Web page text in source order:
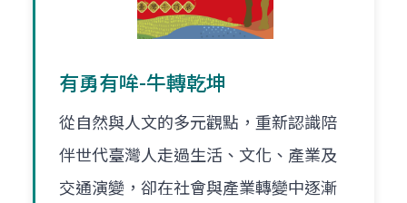
有勇有哞-牛轉乾坤
從自然與人文的多元觀點，重新認識陪
伴世代臺灣人走過生活、文化、產業及
交通演變，卻在社會與產業轉變中逐漸